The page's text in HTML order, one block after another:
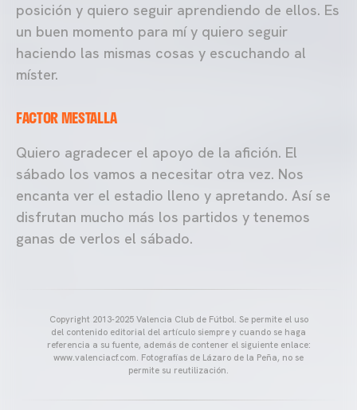
posición y quiero seguir aprendiendo de ellos. Es
un buen momento para mí y quiero seguir
haciendo las mismas cosas y escuchando al
míster.
FACTOR MESTALLA
Quiero agradecer el apoyo de la afición. El
sábado los vamos a necesitar otra vez. Nos
encanta ver el estadio lleno y apretando. Así se
disfrutan mucho más los partidos y tenemos
ganas de verlos el sábado.
Copyright 2013-2025 Valencia Club de Fútbol. Se permite el uso
del contenido editorial del artículo siempre y cuando se haga
referencia a su fuente, además de contener el siguiente enlace:
www.valenciacf.com. Fotografías de Lázaro de la Peña, no se
permite su reutilización.